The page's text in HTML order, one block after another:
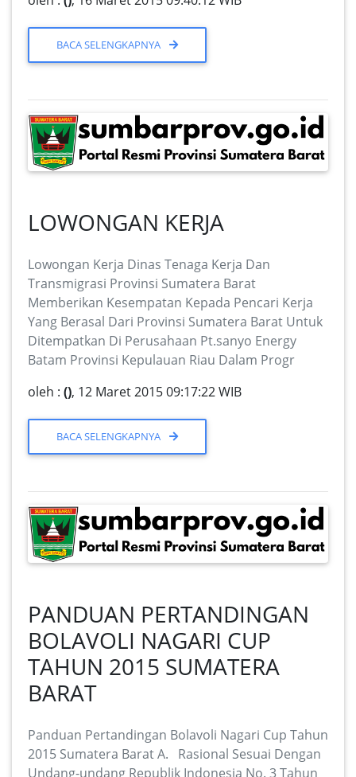
BACA SELENGKAPNYA
LOWONGAN KERJA
Lowongan Kerja Dinas Tenaga Kerja Dan
Transmigrasi Provinsi Sumatera Barat
Memberikan Kesempatan Kepada Pencari Kerja
Yang Berasal Dari Provinsi Sumatera Barat Untuk
Ditempatkan Di Perusahaan Pt.sanyo Energy
Batam Provinsi Kepulauan Riau Dalam Progr
oleh : (), 12 Maret 2015 09:17:22 WIB
BACA SELENGKAPNYA
PANDUAN PERTANDINGAN
BOLAVOLI NAGARI CUP
TAHUN 2015 SUMATERA
BARAT
Panduan Pertandingan Bolavoli Nagari Cup Tahun
2015 Sumatera Barat A. Rasional Sesuai Dengan
Undang-undang Republik Indonesia No. 3 Tahun